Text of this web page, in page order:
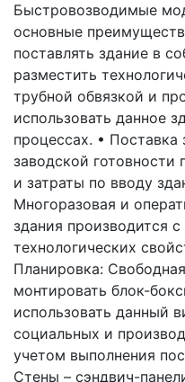
Быстровозводимые
основные
поставлять здание в
разместить
трубной обвязкой и
использовать данное
процессах. • Поставка
заводской готовности
и затраты по вводу
Многоразовая и
здания производится
технологических
Планировка:
монтировать блок-
использовать данный
социальных и
учетом выполнения
Стены – сэндвич-